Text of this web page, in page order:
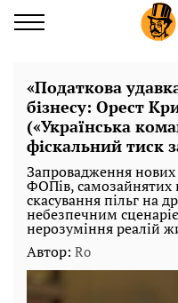
«Податкова
бізнесу: Орест
(«Українська
фіскальний тиск
Запровадження
ФОПів, самозайнятих
скасування пільг на
небезпечним
нерозуміння реалій
Автор: Ro